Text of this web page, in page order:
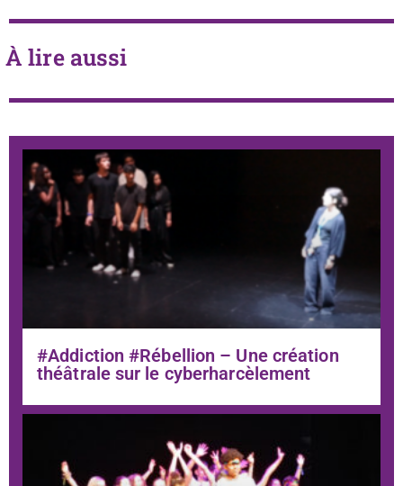
À lire aussi
#Addiction #Rébellion – Une création
théâtrale sur le cyberharcèlement